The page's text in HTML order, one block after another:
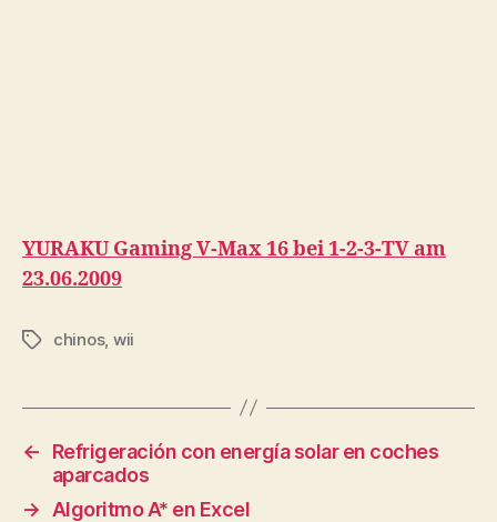
YURAKU Gaming V-Max 16 bei 1-2-3-TV am
23.06.2009
Tagschinos, wii
←
Refrigeración con energía solar en coches
aparcados
→
Algoritmo A* en Excel